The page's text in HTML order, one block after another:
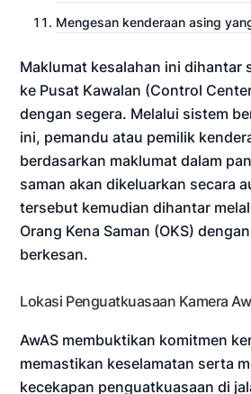
Mengesan kenderaan asing
Maklumat kesalahan ini dihantar
ke Pusat Kawalan (Control
dengan segera. Melalui sistem
ini, pemandu atau pemilik
berdasarkan maklumat dalam
saman akan dikeluarkan secara
tersebut kemudian dihantar
Orang Kena Saman (OKS)
berkesan.
Lokasi Penguatkuasaan Kamera
AwAS membuktikan komitmen
memastikan keselamatan serta
kecekapan penguatkuasaan di